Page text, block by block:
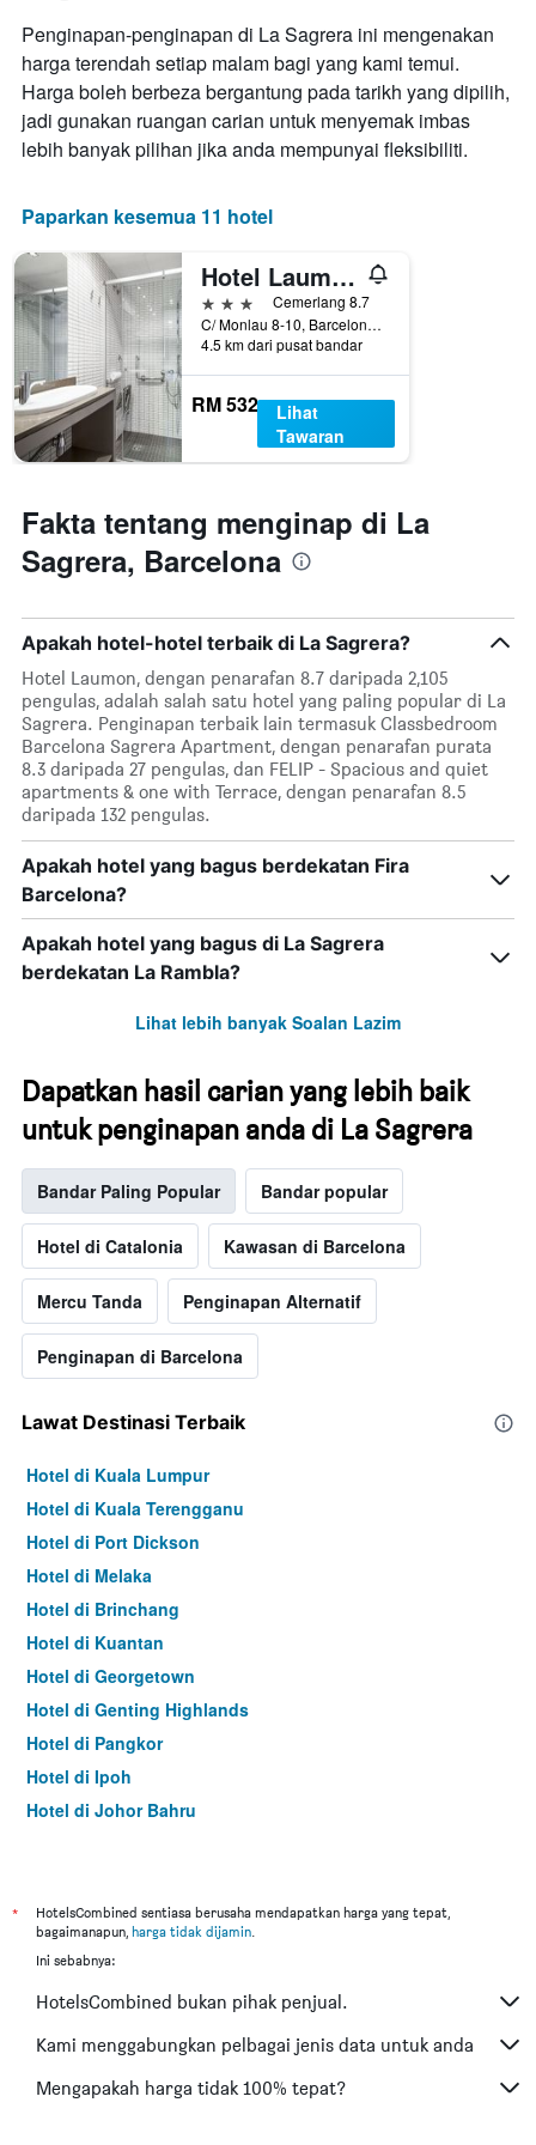
memaparkan
hari
dalam
seminggu.
Carta
mempunyai
Y
yang
memaparkan
purata
harga
bilik
Penginapan-penginapan di La Sagrera ini mengenakan
harga terendah setiap malam bagi yang kami temui.
Harga boleh berbeza bergantung pada tarikh yang dipilih,
jadi gunakan ruangan carian untuk menyemak imbas
lebih banyak pilihan jika anda mempunyai fleksibiliti.
Paparkan kesemua 11 hotel
Hotel Laumon
3 bintangCemerlang 8.7
C/ Monlau 8-10, Barcelona, Sepanyol
4.5 km dari pusat bandar
RM 532
Lihat
Tawaran
Fakta tentang menginap di La
Sagrera, Barcelona
Apakah hotel-hotel terbaik di La Sagrera?
Hotel Laumon, dengan penarafan 8.7 daripada 2,105
pengulas, adalah salah satu hotel yang paling popular di La
Sagrera. Penginapan terbaik lain termasuk Classbedroom
Barcelona Sagrera Apartment, dengan penarafan purata
8.3 daripada 27 pengulas, dan FELIP - Spacious and quiet
apartments & one with Terrace, dengan penarafan 8.5
daripada 132 pengulas.
Apakah hotel yang bagus berdekatan Fira
Barcelona?
Apakah hotel yang bagus di La Sagrera
berdekatan La Rambla?
Lihat lebih banyak Soalan Lazim
Dapatkan hasil carian yang lebih baik
untuk penginapan anda di La Sagrera
Bandar Paling Popular Bandar popular
Hotel di Catalonia Kawasan di Barcelona
Mercu Tanda Penginapan Alternatif
Penginapan di Barcelona
Lawat Destinasi Terbaik
Hotel di Kuala Lumpur
Hotel di Kuala Terengganu
Hotel di Port Dickson
Hotel di Melaka
Hotel di Brinchang
Hotel di Kuantan
Hotel di Georgetown
Hotel di Genting Highlands
Hotel di Pangkor
Hotel di Ipoh
Hotel di Johor Bahru
Hotel di Kuching
Hotel di Tokyo
Hotel di Bangkok
Hotel di Putrajaya
Hotel di Shah Alam
*
HotelsCombined sentiasa berusaha mendapatkan harga yang tepat,
bagaimanapun, harga tidak dijamin.
Ini sebabnya:
HotelsCombined bukan pihak penjual.
Kami menggabungkan pelbagai jenis data untuk anda
Mengapakah harga tidak 100% tepat?